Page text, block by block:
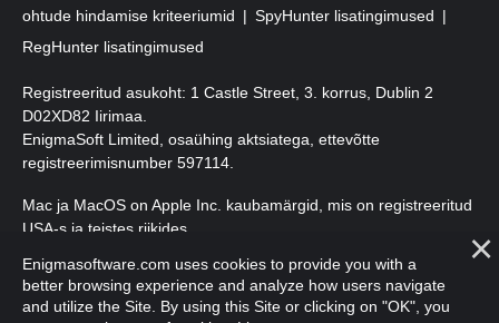
ohtude hindamise kriteeriumid
SpyHunter lisatingimused
RegHunter lisatingimused
Registreeritud asukoht: 1 Castle Street, 3. korrus, Dublin 2
D02XD82 Iirimaa.
EnigmaSoft Limited, osaühing aktsiatega, ettevõtte
registreerimisnumber 597114.
Mac ja MacOS on Apple Inc. kaubamärgid, mis on registreeritud
USA-s ja teistes riikides.
Autoriõigus 2016-2026. EnigmaSoft Ltd. Kõik õigused kaitstud.
Enigmasoftware.com uses cookies to provide you with a
better browsing experience and analyze how users navigate
and utilize the Site. By using this Site or clicking on "OK", you